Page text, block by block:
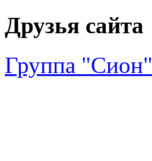
Друзья сайта
Группа "Сион"